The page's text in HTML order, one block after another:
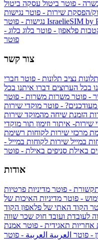
- פוטר ביטול עסקה ביטול
הפסקת שירות - פוטר נגישות
IsraelieSIM by
פלאפון - פוטר בלוג בלוג -
פוטר
צור קשר
נציב תלונות - פוטר חברי
בכל הערוצים דברו איתנו בכל
- פוטר משרות משרות - פוטר
- פוטר מוקדי שירות
הזמנת שיחה מהמוקד שירות
שירות- איתור וזימון תור מוקדי
מרכזי שירות לקוחות רשימת
במייל שירות לקוחות במייל -
באילת סניפים באילת - פוטר
אודות
- פוטר מדיניות פרטיות
- פוטר מדיניות האיכות של
הקוד האתי של פלאפון הקוד
לעובדת ועובד חוק שכר שווה
אחריות תאגידית - פוטר אמנת
- פוטר العربية العربية - פוטר